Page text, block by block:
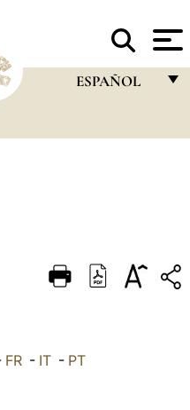
ESPAÑOL
DEUTSCH
العربيّة FR - IT - PT